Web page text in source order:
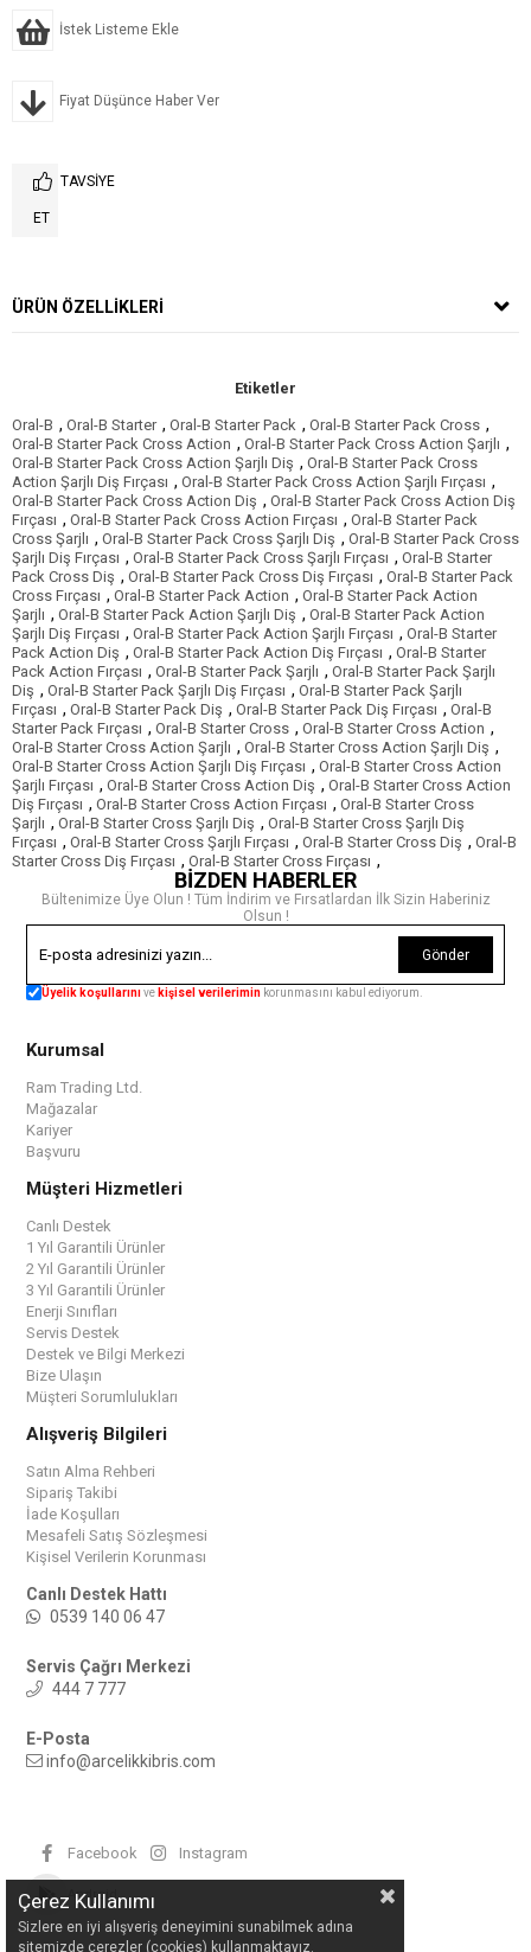
İstek Listeme Ekle
Fiyat Düşünce Haber Ver
TAVSIYE
ET
ÜRÜN ÖZELLIKLERI
Etiketler
Oral-B , Oral-B Starter , Oral-B Starter Pack , Oral-B Starter Pack Cross ,
Oral-B Starter Pack Cross Action , Oral-B Starter Pack Cross Action Şarjlı ,
Oral-B Starter Pack Cross Action Şarjlı Diş , Oral-B Starter Pack Cross
Action Şarjlı Diş Fırçası , Oral-B Starter Pack Cross Action Şarjlı Fırçası ,
Oral-B Starter Pack Cross Action Diş , Oral-B Starter Pack Cross Action Diş
Fırçası , Oral-B Starter Pack Cross Action Fırçası , Oral-B Starter Pack
Cross Şarjlı , Oral-B Starter Pack Cross Şarjlı Diş , Oral-B Starter Pack Cross
Şarjlı Diş Fırçası , Oral-B Starter Pack Cross Şarjlı Fırçası , Oral-B Starter
Pack Cross Diş , Oral-B Starter Pack Cross Diş Fırçası , Oral-B Starter Pack
Cross Fırçası , Oral-B Starter Pack Action , Oral-B Starter Pack Action
Şarjlı , Oral-B Starter Pack Action Şarjlı Diş , Oral-B Starter Pack Action
Şarjlı Diş Fırçası , Oral-B Starter Pack Action Şarjlı Fırçası , Oral-B Starter
Pack Action Diş , Oral-B Starter Pack Action Diş Fırçası , Oral-B Starter
Pack Action Fırçası , Oral-B Starter Pack Şarjlı , Oral-B Starter Pack Şarjlı
Diş , Oral-B Starter Pack Şarjlı Diş Fırçası , Oral-B Starter Pack Şarjlı
Fırçası , Oral-B Starter Pack Diş , Oral-B Starter Pack Diş Fırçası , Oral-B
Starter Pack Fırçası , Oral-B Starter Cross , Oral-B Starter Cross Action ,
Oral-B Starter Cross Action Şarjlı , Oral-B Starter Cross Action Şarjlı Diş ,
Oral-B Starter Cross Action Şarjlı Diş Fırçası , Oral-B Starter Cross Action
Şarjlı Fırçası , Oral-B Starter Cross Action Diş , Oral-B Starter Cross Action
Diş Fırçası , Oral-B Starter Cross Action Fırçası , Oral-B Starter Cross
Şarjlı , Oral-B Starter Cross Şarjlı Diş , Oral-B Starter Cross Şarjlı Diş
Fırçası , Oral-B Starter Cross Şarjlı Fırçası , Oral-B Starter Cross Diş , Oral-B
Starter Cross Diş Fırçası , Oral-B Starter Cross Fırçası ,
BİZDEN HABERLER
Bültenimize Üye Olun ! Tüm İndirim ve Fırsatlardan İlk Sizin Haberiniz
Olsun !
Gönder
Üyelik koşullarınıve kişisel verilerimin korunmasını kabul ediyorum.
Kurumsal
Ram Trading Ltd.
Mağazalar
Kariyer
Başvuru
Müşteri Hizmetleri
Canlı Destek
1 Yıl Garantili Ürünler
2 Yıl Garantili Ürünler
3 Yıl Garantili Ürünler
Enerji Sınıfları
Servis Destek
Destek ve Bilgi Merkezi
Bize Ulaşın
Müşteri Sorumlulukları
Alışveriş Bilgileri
Satın Alma Rehberi
Sipariş Takibi
İade Koşulları
Mesafeli Satış Sözleşmesi
Kişisel Verilerin Korunması
Canlı Destek Hattı
0539 140 06 47
Servis Çağrı Merkezi
444 7 777
E-Posta
info@arcelikkibris.com
Facebook Instagram
Android
Çerez Kullanımı
Sizlere en iyi alışveriş deneyimini sunabilmek adına
sitemizde çerezler (cookies) kullanmaktayız.